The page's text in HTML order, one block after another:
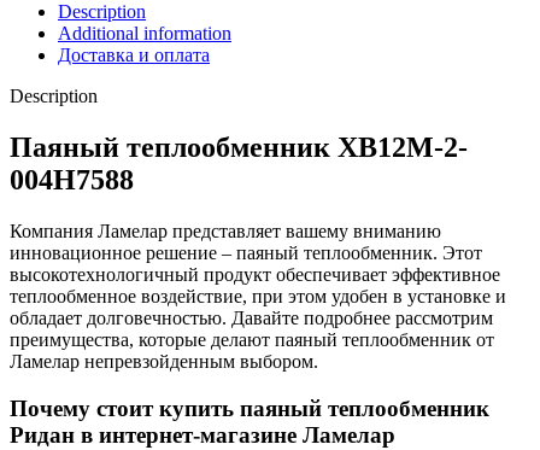
Description
Additional information
Доставка и оплата
Description
Паяный теплообменник XB12M-2-
004H7588
Компания Ламелар представляет вашему вниманию
инновационное решение – паяный теплообменник. Этот
высокотехнологичный продукт обеспечивает эффективное
теплообменное воздействие, при этом удобен в установке и
обладает долговечностью. Давайте подробнее рассмотрим
преимущества, которые делают паяный теплообменник от
Ламелар непревзойденным выбором.
Почему стоит купить паяный теплообменник
Ридан в интернет-магазине Ламелар